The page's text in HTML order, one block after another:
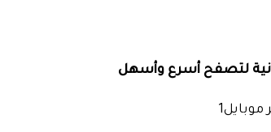
لتصفح أسرع وأسهل